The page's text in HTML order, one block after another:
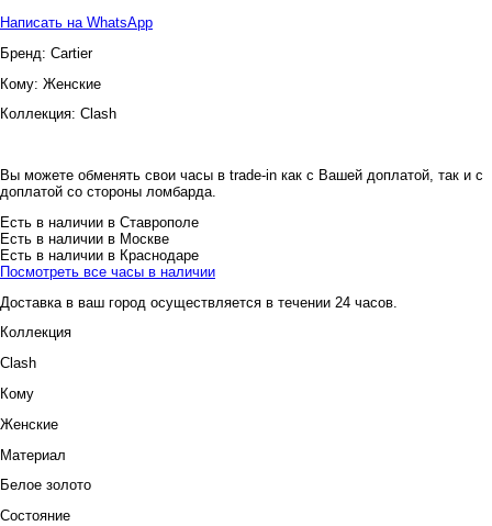
Написать на WhatsApp
Бренд: Cartier
Кому: Женские
Коллекция: Clash
Вы можете обменять свои часы в trade-in как с Вашей доплатой, так и с
доплатой со стороны ломбарда.
Есть в наличии в Ставрополе
Есть в наличии в Москве
Есть в наличии в Краснодаре
Посмотреть все часы в наличии
Доставка в ваш город осуществляется в течении 24 часов.
Коллекция
Clash
Кому
Женские
Материал
Белое золото
Состояние